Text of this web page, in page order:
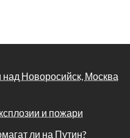
Новоросийск, Москва
и пожари
ли на Путин?